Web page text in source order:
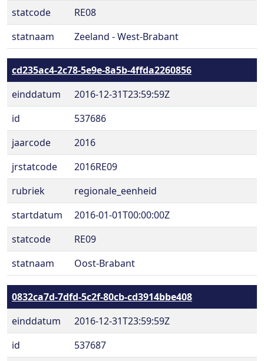
statcode
RE08
statnaam
Zeeland - West-Brabant
cd235ac4-2c78-5e9e-8a5b-4ffda2260856
einddatum
2016-12-31T23:59:59Z
id
537686
jaarcode
2016
jrstatcode
2016RE09
rubriek
regionale_eenheid
startdatum
2016-01-01T00:00:00Z
statcode
RE09
statnaam
Oost-Brabant
0832ca7d-7dfd-5c2f-80cb-cd3914bbe408
einddatum
2016-12-31T23:59:59Z
id
537687